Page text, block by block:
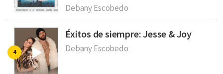
Debany Escobedo
Éxitos de siempre: Jesse & Joy
Debany Escobedo